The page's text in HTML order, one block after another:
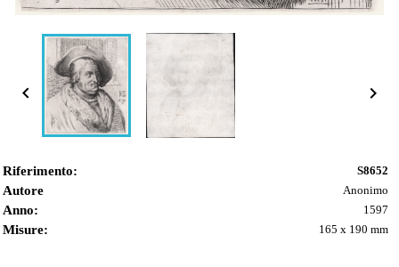
 
Riferimento: S8652
Autore Anonimo
Anno: 1597
Misure: 165 x 190 mm